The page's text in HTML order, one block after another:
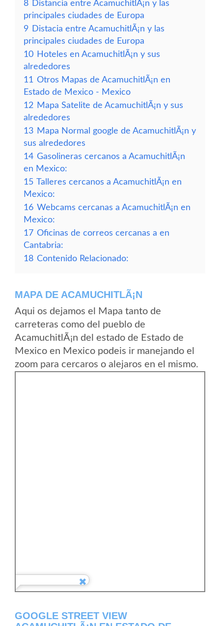
8 Distancia entre AcamuchitlÃ¡n y las
principales ciudades de Europa
9 Distacia entre AcamuchitlÃ¡n y las
principales ciudades de Europa
10 Hoteles en AcamuchitlÃ¡n y sus
alrededores
11 Otros Mapas de AcamuchitlÃ¡n en
Estado de Mexico - Mexico
12 Mapa Satelite de AcamuchitlÃ¡n y sus
alrededores
13 Mapa Normal google de AcamuchitlÃ¡n y
sus alrededores
14 Gasolineras cercanos a AcamuchitlÃ¡n
en Mexico:
15 Talleres cercanos a AcamuchitlÃ¡n en
Mexico:
16 Webcams cercanas a AcamuchitlÃ¡n en
Mexico:
17 Oficinas de correos cercanas a en
Cantabria:
18 Contenido Relacionado:
MAPA DE ACAMUCHITLÃ¡N
Aqui os dejamos el Mapa tanto de
carreteras como del pueblo de
AcamuchitlÃ¡n del estado de Estado de
Mexico en Mexico podeis ir manejando el
zoom para cercaros o alejaros en el mismo.
GOOGLE STREET VIEW